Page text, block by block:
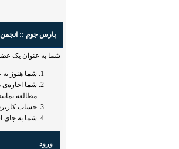
پارس جوم ::
شما به عنوان یک
شما هنوز به
شما اجازه‌ی
مطالعه
حساب
شما به جای
ورود